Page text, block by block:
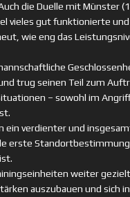
die Duelle mit Münster
vieles gut funktionierte
wie eng das
trug seinen Teil zum
– sowohl im
ein verdienter und
erste
weiter
auszubauen und sich